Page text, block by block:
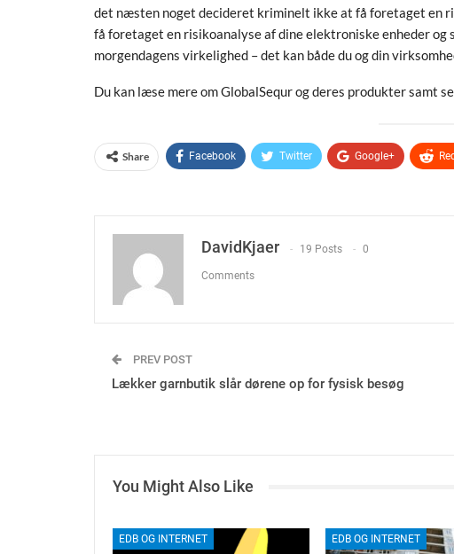
det næsten noget decideret kriminelt ikke at få foretaget en
få foretaget en risikoanalyse af dine elektroniske enheder
morgendagens virkelighed – det kan både du og din
Du kan læse mere om GlobalSequr og deres produkter samt
Share Facebook Twitter Google+
DavidKjaer 19 Posts 0
Comments
PREV POST
Lækker garnbutik slår dørene op for fysisk besøg
You Might Also Like
EDB OG INTERNET EDB OG INTERNET